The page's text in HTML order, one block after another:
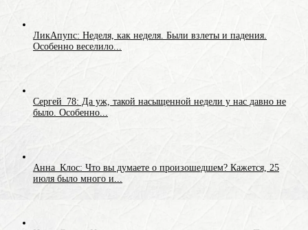
ЛикАпупс: Неделя, как неделя. Были взлеты и падения.
Особенно веселило...
Сергей_78: Да уж, такой насыщенной недели у нас давно не
было. Особенно...
Анна_Клос: Что вы думаете о произошедшем? Кажется, 25
июля было много и...